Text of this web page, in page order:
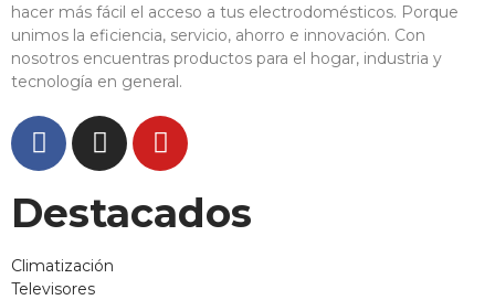
hacer más fácil el acceso a tus electrodomésticos. Porque
unimos la eficiencia, servicio, ahorro e innovación. Con
nosotros encuentras productos para el hogar, industria y
tecnología en general.
Destacados
Climatización
Televisores